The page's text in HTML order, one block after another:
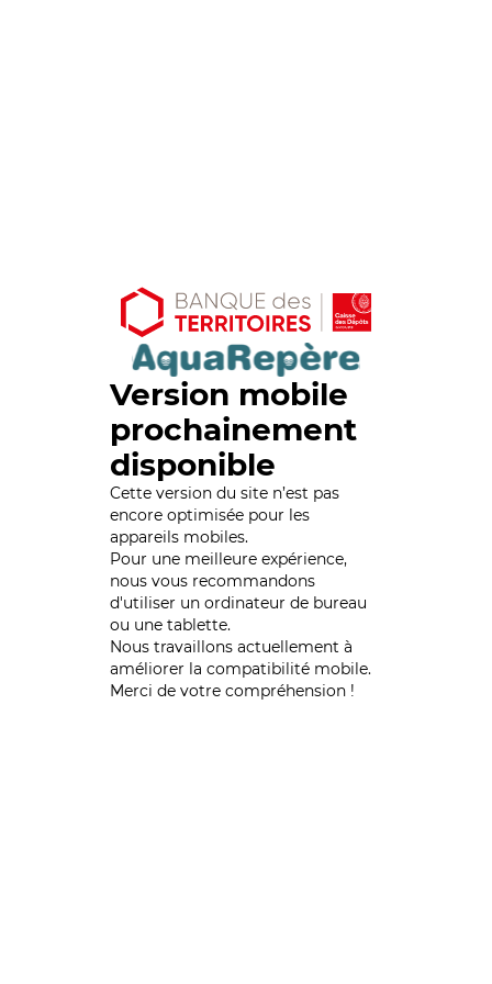
Version mobile
prochainement
disponible
Cette version du site n’est pas
encore optimisée pour les
appareils mobiles.
Pour une meilleure expérience,
nous vous recommandons
d'utiliser un ordinateur de bureau
ou une tablette.
Nous travaillons actuellement à
améliorer la compatibilité mobile.
Merci de votre compréhension !